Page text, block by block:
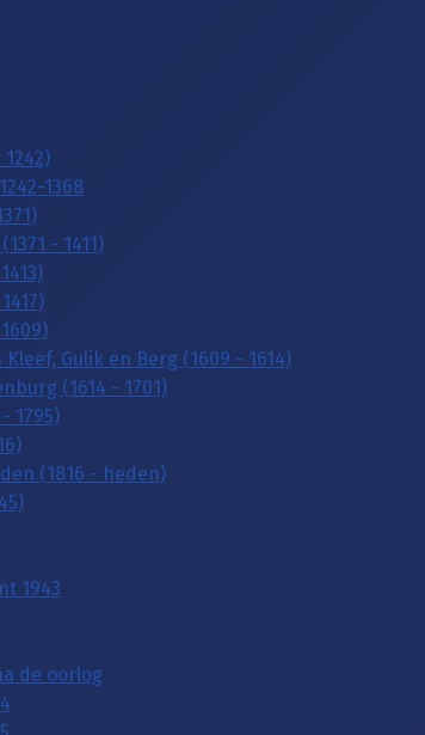
1368
- 1411)
Gulik en Berg (1609 - 1614)
(1614 - 1701)
1795)
(1816 - heden)
1943
de oorlog